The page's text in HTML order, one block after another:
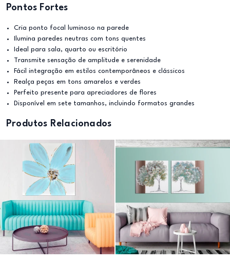
Pontos Fortes
Cria ponto focal luminoso na parede
Ilumina paredes neutras com tons quentes
Ideal para sala, quarto ou escritório
Transmite sensação de amplitude e serenidade
Fácil integração em estilos contemporâneos e clássicos
Realça peças em tons amarelos e verdes
Perfeito presente para apreciadores de flores
Disponível em sete tamanhos, incluindo formatos grandes
Produtos Relacionados